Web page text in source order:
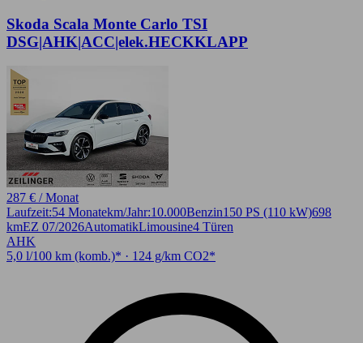
Skoda Scala Monte Carlo TSI
DSG|AHK|ACC|elek.HECKKLAPP
287 € / Monat
Laufzeit:54 Monatekm/Jahr:10.000Benzin150 PS (110 kW)698
kmEZ 07/2026AutomatikLimousine4 Türen
AHK
5,0 l/100 km (komb.)* · 124 g/km CO2*